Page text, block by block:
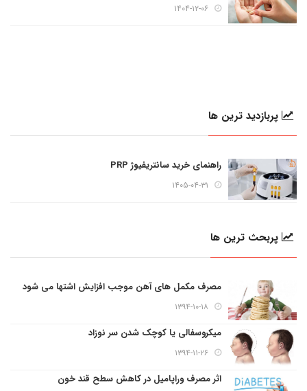
۱۴۰۴-۱۲-۰۶
پربازدید ترین ها
راهنمای خرید سانتریفیوژ PRP
۱۴۰۵-۰۴-۳۱
پربحث ترین ها
مصرف مکمل های آهن موجب افزایش اشتها می شود
۱۳۹۴-۱۰-۱۸
میکروسفالی یا کوچک شدن سر نوزاد
۱۳۹۴-۱۱-۲۶
اثر مصرف وراپامیل در کاهش سطح قند خون